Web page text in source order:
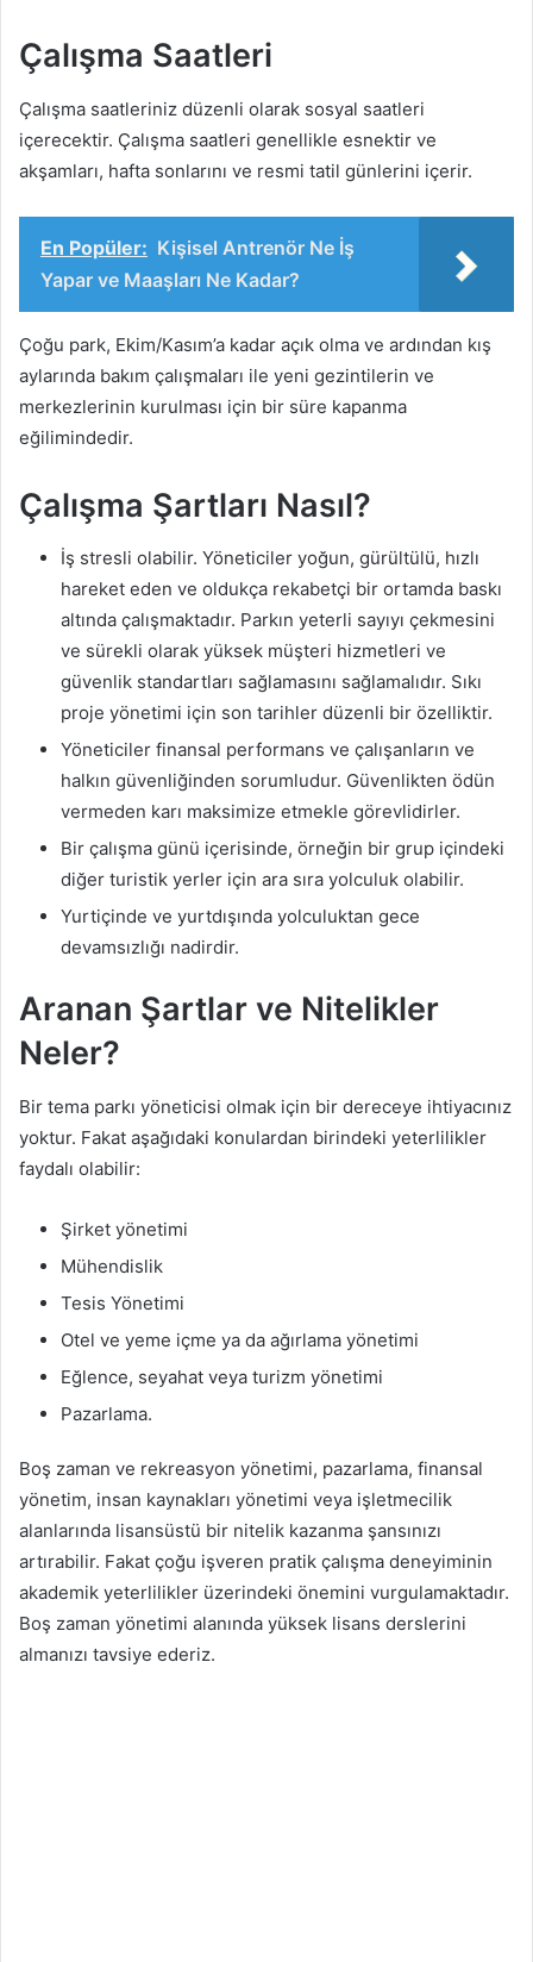
Çalışma Saatleri
Çalışma saatleriniz düzenli olarak sosyal saatleri
içerecektir. Çalışma saatleri genellikle esnektir ve
akşamları, hafta sonlarını ve resmi tatil günlerini içerir.
En Popüler: Kişisel Antrenör Ne İş
Yapar ve Maaşları Ne Kadar?
Çoğu park, Ekim/Kasım’a kadar açık olma ve ardından kış
aylarında bakım çalışmaları ile yeni gezintilerin ve
merkezlerinin kurulması için bir süre kapanma
eğilimindedir.
Çalışma Şartları Nasıl?
İş stresli olabilir. Yöneticiler yoğun, gürültülü, hızlı
hareket eden ve oldukça rekabetçi bir ortamda baskı
altında çalışmaktadır. Parkın yeterli sayıyı çekmesini
ve sürekli olarak yüksek müşteri hizmetleri ve
güvenlik standartları sağlamasını sağlamalıdır. Sıkı
proje yönetimi için son tarihler düzenli bir özelliktir.
Yöneticiler finansal performans ve çalışanların ve
halkın güvenliğinden sorumludur. Güvenlikten ödün
vermeden karı maksimize etmekle görevlidirler.
Bir çalışma günü içerisinde, örneğin bir grup içindeki
diğer turistik yerler için ara sıra yolculuk olabilir.
Yurtiçinde ve yurtdışında yolculuktan gece
devamsızlığı nadirdir.
Aranan Şartlar ve Nitelikler
Neler?
Bir tema parkı yöneticisi olmak için bir dereceye ihtiyacınız
yoktur. Fakat aşağıdaki konulardan birindeki yeterlilikler
faydalı olabilir:
Şirket yönetimi
Mühendislik
Tesis Yönetimi
Otel ve yeme içme ya da ağırlama yönetimi
Eğlence, seyahat veya turizm yönetimi
Pazarlama.
Boş zaman ve rekreasyon yönetimi, pazarlama, finansal
yönetim, insan kaynakları yönetimi veya işletmecilik
alanlarında lisansüstü bir nitelik kazanma şansınızı
artırabilir. Fakat çoğu işveren pratik çalışma deneyiminin
akademik yeterlilikler üzerindeki önemini vurgulamaktadır.
Boş zaman yönetimi alanında yüksek lisans derslerini
almanızı tavsiye ederiz.